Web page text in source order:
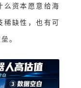
么资本愿意给海
稀缺性，也有可
。